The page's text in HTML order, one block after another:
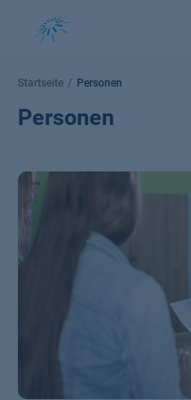
Startseite Personen
Personen